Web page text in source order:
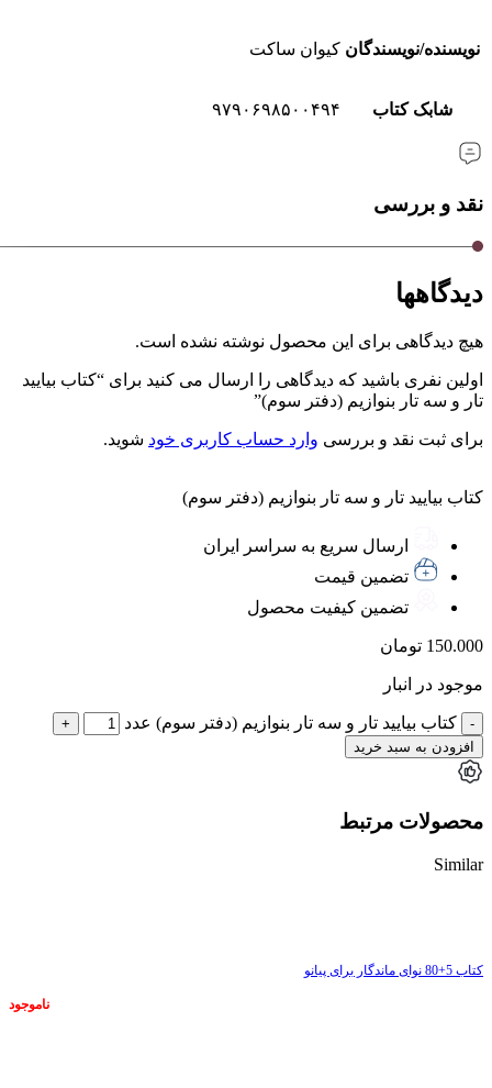
نویسنده/نویسندگان کیوان ساکت
شابک کتاب ۹۷۹٠۶۹۸۵٠٠۴۹۴
نقد و بررسی
دیدگاهها
هیچ دیدگاهی برای این محصول نوشته نشده است.
اولین نفری باشید که دیدگاهی را ارسال می کنید برای “کتاب بیایید
تار و سه تار بنوازیم (دفتر سوم)”
برای ثبت نقد و بررسی وارد حساب کاربری خود شوید.
کتاب بیایید تار و سه تار بنوازیم (دفتر سوم)
ارسال سریع به سراسر ایران
تضمین قیمت
تضمین کیفیت محصول
150.000 تومان
موجود در انبار
کتاب بیایید تار و سه تار بنوازیم (دفتر سوم) عدد
افزودن به سبد خرید
محصولات مرتبط
Similar
کتاب 5+80 نوای ماندگار برای پیانو
ناموجود